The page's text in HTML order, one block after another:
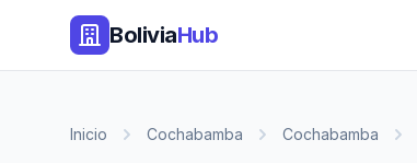
BoliviaHub
Inicio Cochabamba Cochabamba